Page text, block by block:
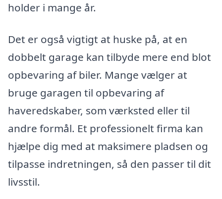
holder i mange år.
Det er også vigtigt at huske på, at en
dobbelt garage kan tilbyde mere end blot
opbevaring af biler. Mange vælger at
bruge garagen til opbevaring af
haveredskaber, som værksted eller til
andre formål. Et professionelt firma kan
hjælpe dig med at maksimere pladsen og
tilpasse indretningen, så den passer til dit
livsstil.